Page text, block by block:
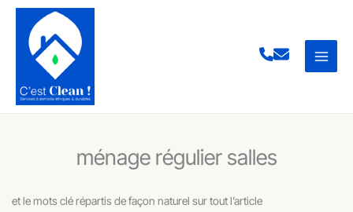
Aller
contenu
ménage régulier salles
et le mots clé répartis de façon naturel sur tout l’article